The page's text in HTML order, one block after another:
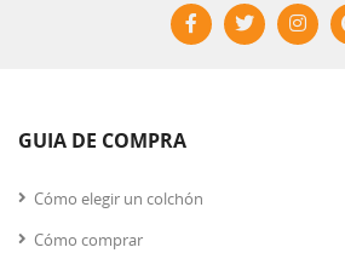
GUIA DE COMPRA
Cómo elegir un colchón
Cómo comprar